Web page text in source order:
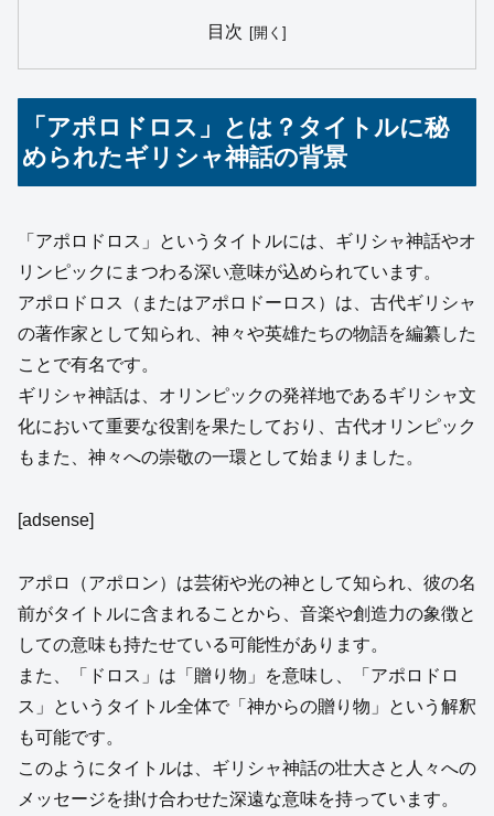
目次
「アポロドロス」とは？タイトルに秘
められたギリシャ神話の背景
「アポロドロス」というタイトルには、ギリシャ神話やオ
リンピックにまつわる深い意味が込められています。
アポロドロス（またはアポロドーロス）は、古代ギリシャ
の著作家として知られ、神々や英雄たちの物語を編纂した
ことで有名です。
ギリシャ神話は、オリンピックの発祥地であるギリシャ文
化において重要な役割を果たしており、古代オリンピック
もまた、神々への崇敬の一環として始まりました。
[adsense]
アポロ（アポロン）は芸術や光の神として知られ、彼の名
前がタイトルに含まれることから、音楽や創造力の象徴と
しての意味も持たせている可能性があります。
また、「ドロス」は「贈り物」を意味し、「アポロドロ
ス」というタイトル全体で「神からの贈り物」という解釈
も可能です。
このようにタイトルは、ギリシャ神話の壮大さと人々への
メッセージを掛け合わせた深遠な意味を持っています。